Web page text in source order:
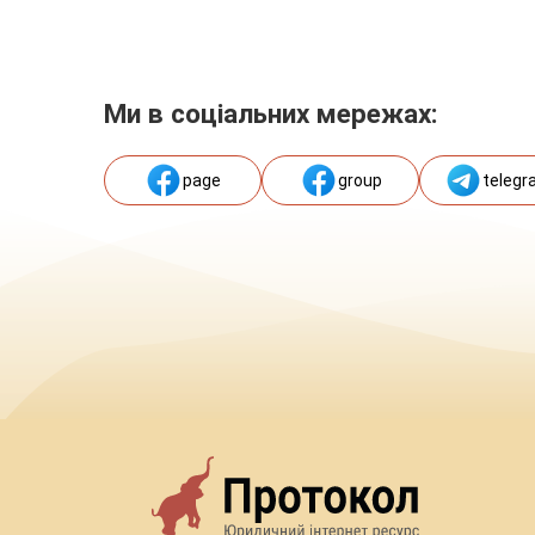
Ми в соціальних мережах:
page group